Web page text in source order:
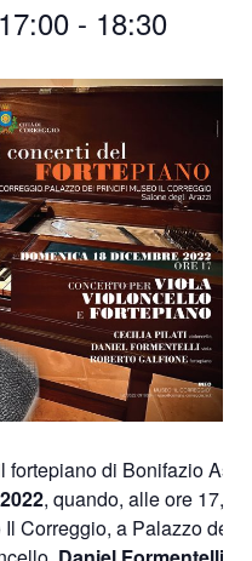
- 18:30
fortepiano di Bonifazio
, quando, alle ore 17,
Correggio, a Palazzo dei